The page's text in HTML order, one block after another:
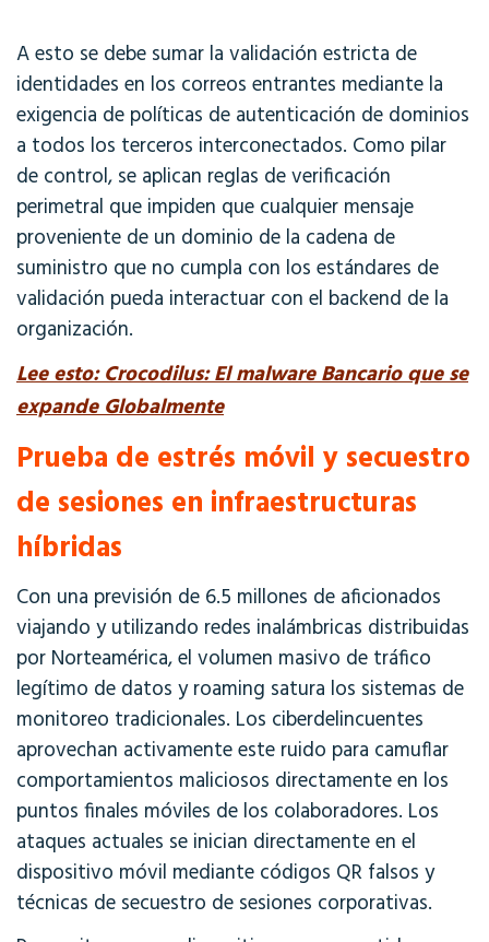
A esto se debe sumar la validación estricta de
identidades en los correos entrantes mediante la
exigencia de políticas de autenticación de dominios
a todos los terceros interconectados. Como pilar
de control, se aplican reglas de verificación
perimetral que impiden que cualquier mensaje
proveniente de un dominio de la cadena de
suministro que no cumpla con los estándares de
validación pueda interactuar con el backend de la
organización.
Lee esto: Crocodilus: El malware Bancario que se
expande Globalmente
Prueba de estrés móvil y secuestro
de sesiones en infraestructuras
híbridas
Con una previsión de 6.5 millones de aficionados
viajando y utilizando redes inalámbricas distribuidas
por Norteamérica, el volumen masivo de tráfico
legítimo de datos y roaming satura los sistemas de
monitoreo tradicionales. Los ciberdelincuentes
aprovechan activamente este ruido para camuflar
comportamientos maliciosos directamente en los
puntos finales móviles de los colaboradores. Los
ataques actuales se inician directamente en el
dispositivo móvil mediante códigos QR falsos y
técnicas de secuestro de sesiones corporativas.